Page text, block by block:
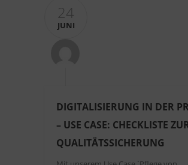
24
JUNI
DIGITALISIERUNG IN DER
– USE CASE: CHECKLISTE
QUALITÄTSSICHERUNG